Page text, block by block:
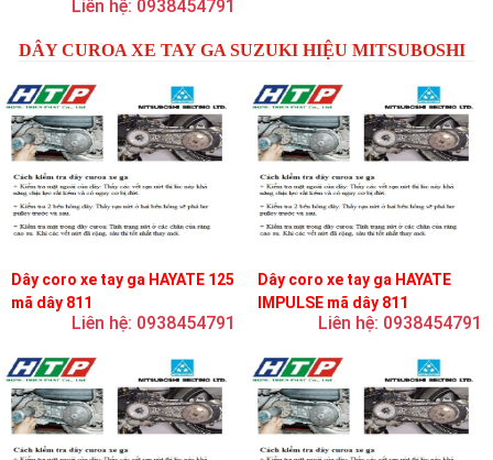
Liên hệ: 0938454791
DÂY CUROA XE TAY GA SUZUKI HIỆU MITSUBOSHI
Dây coro xe tay ga HAYATE 125
mã dây 811
Liên hệ: 0938454791
Dây coro xe tay ga HAYATE
IMPULSE mã dây 811
Liên hệ: 0938454791